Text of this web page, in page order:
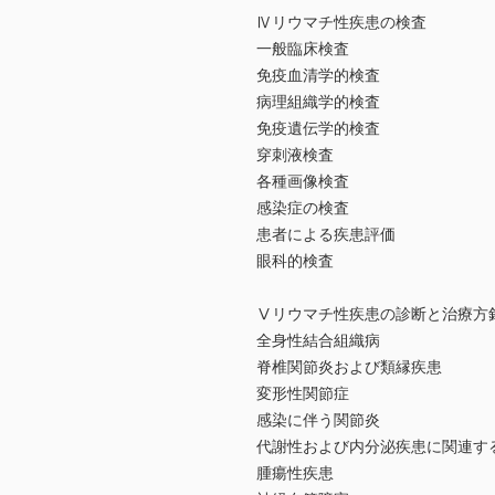
Ⅳリウマチ性疾患の検査
一般臨床検査
免疫血清学的検査
病理組織学的検査
免疫遺伝学的検査
穿刺液検査
各種画像検査
感染症の検査
患者による疾患評価
眼科的検査
Ⅴリウマチ性疾患の診断と治療方
全身性結合組織病
脊椎関節炎および類縁疾患
変形性関節症
感染に伴う関節炎
代謝性および内分泌疾患に関連す
腫瘍性疾患